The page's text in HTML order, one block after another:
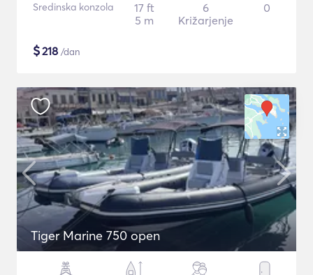
Sredinska konzola
17 ft
5 m
6
Križarjenje
0
$218 /dan
Tiger Marine 750 open